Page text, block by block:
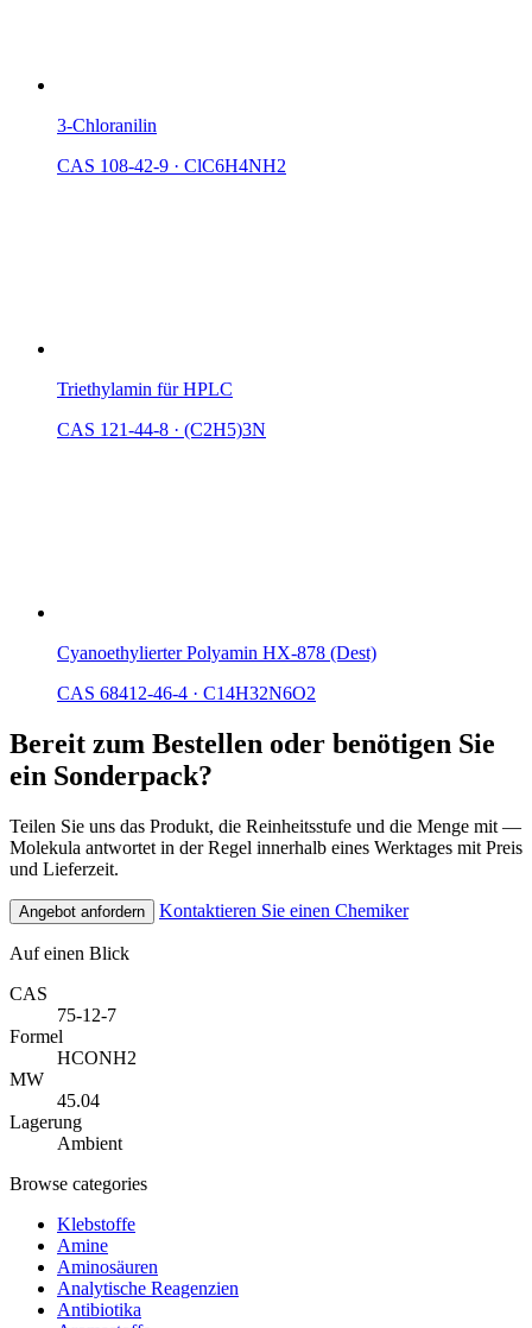
3-Chloranilin
CAS 108-42-9 · ClC6H4NH2
Triethylamin für HPLC
CAS 121-44-8 · (C2H5)3N
Cyanoethylierter Polyamin HX-878 (Dest)
CAS 68412-46-4 · C14H32N6O2
Bereit zum Bestellen oder benötigen Sie
ein Sonderpack?
Teilen Sie uns das Produkt, die Reinheitsstufe und die Menge mit —
Molekula antwortet in der Regel innerhalb eines Werktages mit Preis
und Lieferzeit.
Angebot anfordern Kontaktieren Sie einen Chemiker
Auf einen Blick
CAS
75-12-7
Formel
HCONH2
MW
45.04
Lagerung
Ambient
Browse categories
Klebstoffe
Amine
Aminosäuren
Analytische Reagenzien
Antibiotika